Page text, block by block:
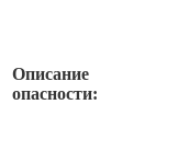
Описание
опасности: